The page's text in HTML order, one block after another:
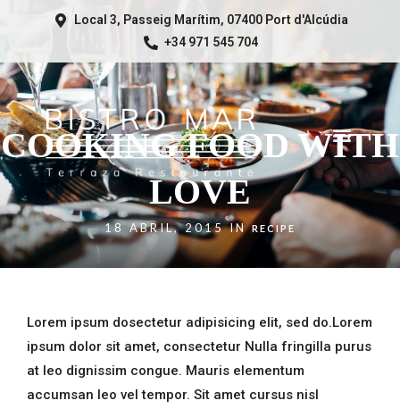
Local 3, Passeig Marítim, 07400 Port d'Alcúdia
+34 971 545 704
COOKING FOOD WITH
LOVE
18 ABRIL, 2015 INRECIPE
Lorem ipsum dosectetur adipisicing elit, sed do.Lorem
ipsum dolor sit amet, consectetur Nulla fringilla purus
at leo dignissim congue. Mauris elementum
accumsan leo vel tempor. Sit amet cursus nisl